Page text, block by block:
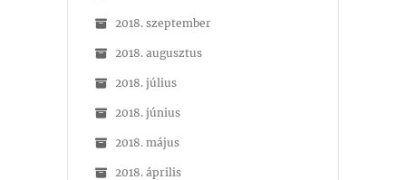
2018. szeptember
2018. augusztus
2018. július
2018. június
2018. május
2018. április